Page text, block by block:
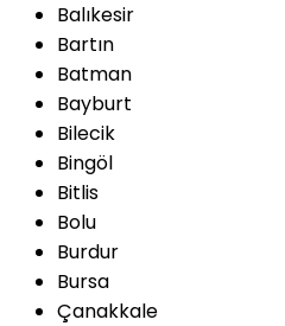
Balıkesir
Bartın
Batman
Bayburt
Bilecik
Bingöl
Bitlis
Bolu
Burdur
Bursa
Çanakkale